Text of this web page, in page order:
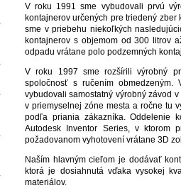
V roku 1991 sme vybudovali prvú
kontajnerov určených pre triedený
sme v priebehu niekoľkých
kontajnerov s objemom od 300 litrov
odpadu vrátane polo podzemných
V roku 1997 sme rozšírili výrobný
spoločnosť s ručením
vybudovali samostatný výrobný závod
v priemyselnej zóne mesta a ročne tu
podľa priania zákazníka. Oddelenie
Autodesk Inventor Series, v ktorom
požadovanom vyhotovení vrátane 3D
Naším hlavným cieľom je dodávať
ktorá je dosiahnutá vďaka vysokej
materiálov.